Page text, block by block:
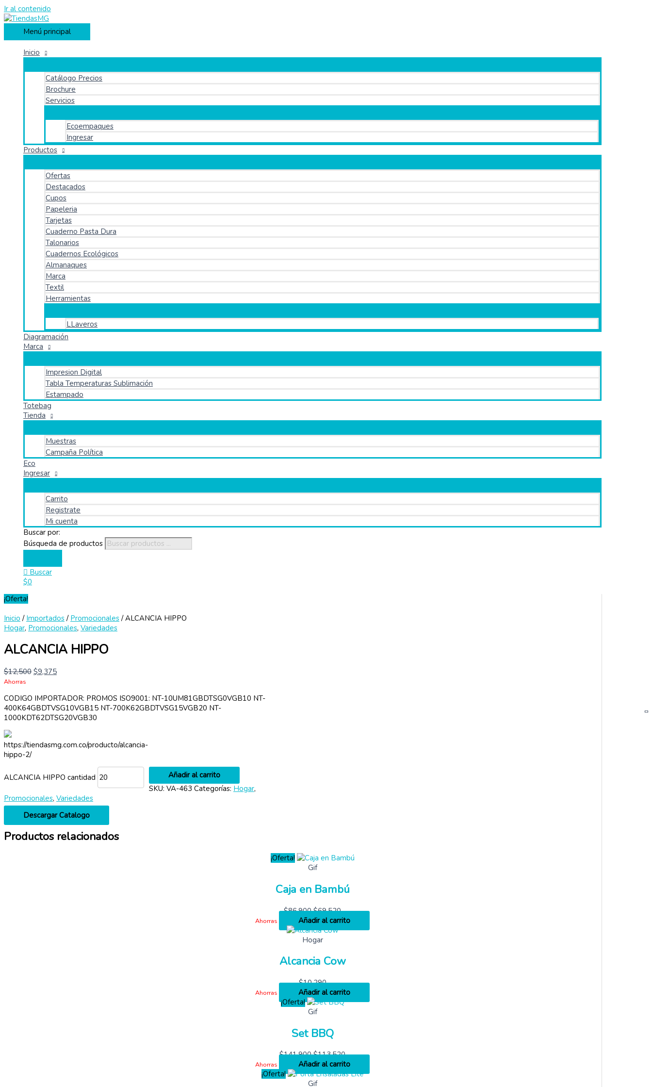
Ir al contenido
Menú principal
Inicio
Catálogo Precios
Brochure
Servicios
Ecoempaques
Ingresar
Productos
Ofertas
Destacados
Cupos
Papeleria
Tarjetas
Cuaderno Pasta Dura
Talonarios
Cuadernos Ecológicos
Almanaques
Marca
Textil
Herramientas
LLaveros
Diagramación
Marca
Impresion Digital
Tabla Temperaturas Sublimación
Estampado
Totebag
Tienda
Muestras
Campaña Política
Eco
Ingresar
Carrito
Registrate
Mi cuenta
Buscar por:
Búsqueda de productos
Buscar
$0
¡Oferta!
Inicio / Importados/ Promocionales/ ALCANCIA HIPPO
Hogar, Promocionales, Variedades
ALCANCIA HIPPO
$12,500 $9,375
Ahorras
CODIGO IMPORTADOR: PROMOS ISO9001: NT-10UM81GBDTSG0VGB10 NT-
400K64GBDTVSG10VGB15 NT-700K62GBDTVSG15VGB20 NT-
1000KDT62DTSG20VGB30
https://tiendasmg.com.co/producto/alcancia-
hippo-2/
ALCANCIA HIPPO cantidad
Añadir al carrito
SKU: VA-463 Categorías: Hogar,
Promocionales, Variedades
Descargar Catalogo
Productos relacionados
¡Oferta!
Gif
Caja en Bambú
$86,900 $69,520
Ahorras
Añadir al carrito
Hogar
Alcancia Cow
$10,290
Ahorras
Añadir al carrito
¡Oferta!
Gif
Set BBQ
$141,900 $113,520
Ahorras
Añadir al carrito
¡Oferta!
Gif